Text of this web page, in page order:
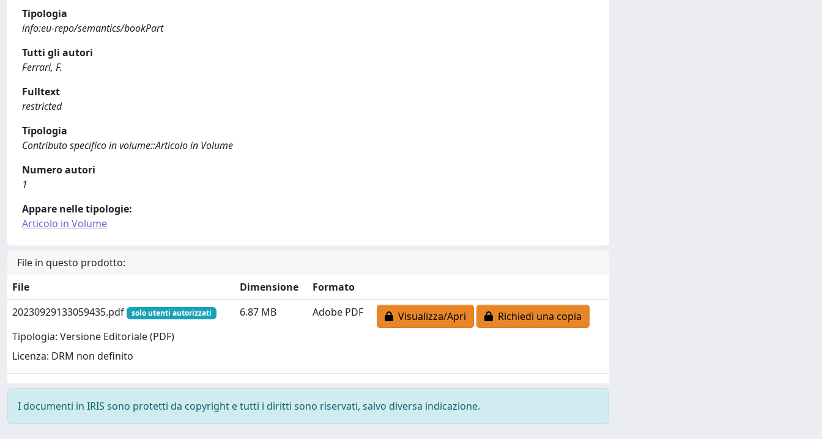
Tipologia
info:eu-repo/semantics/bookPart
Tutti gli autori
Ferrari, F.
Fulltext
restricted
Tipologia
Contributo specifico in volume::Articolo in Volume
Numero autori
1
Appare nelle tipologie:
Articolo in Volume
File in questo prodotto:
File
Dimensione
Formato
20230929133059435.pdf
solo utenti autorizzati
Tipologia: Versione Editoriale (PDF)
Licenza: DRM non definito
6.87 MB Adobe PDF Visualizza/Apri Richiedi una copia
I documenti in IRIS sono protetti da copyright e tutti i diritti sono riservati, salvo diversa indicazione.